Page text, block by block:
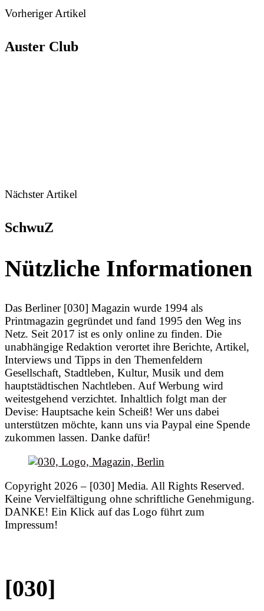
Vorheriger Artikel
Auster Club
Nächster Artikel
SchwuZ
Nützliche Informationen
Das Berliner [030] Magazin wurde 1994 als
Printmagazin gegründet und fand 1995 den Weg ins
Netz. Seit 2017 ist es only online zu finden. Die
unabhängige Redaktion verortet ihre Berichte, Artikel,
Interviews und Tipps in den Themenfeldern
Gesellschaft, Stadtleben, Kultur, Musik und dem
hauptstädtischen Nachtleben. Auf Werbung wird
weitestgehend verzichtet. Inhaltlich folgt man der
Devise: Hauptsache kein Scheiß! Wer uns dabei
unterstützen möchte, kann uns via Paypal eine Spende
zukommen lassen. Danke dafür!
Copyright 2026 – [030] Media. All Rights Reserved.
Keine Vervielfältigung ohne schriftliche Genehmigung.
DANKE! Ein Klick auf das Logo führt zum
Impressum!
[030]